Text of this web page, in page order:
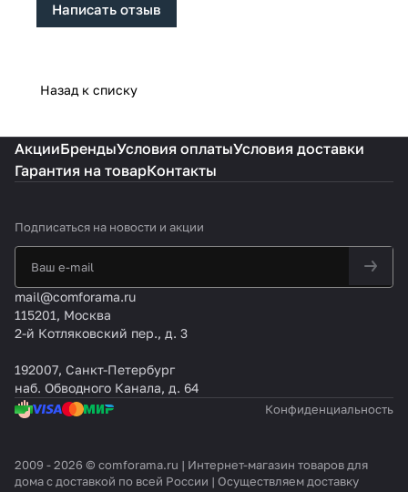
Написать отзыв
Назад к списку
АкцииБрендыУсловия оплатыУсловия доставки
Гарантия на товарКонтакты
Подписаться на новости и акции
mail@comforama.ru
115201, Москва
2-й Котляковский пер., д. 3
192007, Санкт-Петербург
наб. Обводного Канала, д. 64
Конфиденциальность
2009 - 2026 © comforama.ru | Интернет-магазин товаров для
дома с доставкой по всей России | Осуществляем доставку